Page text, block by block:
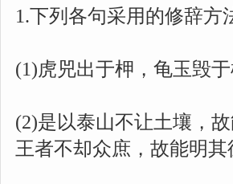
1.下列各句采用的修辞方
(1)虎兕出于柙，龟玉毁于
(2)是以泰山不让土壤，
王者不却众庶，故能明其